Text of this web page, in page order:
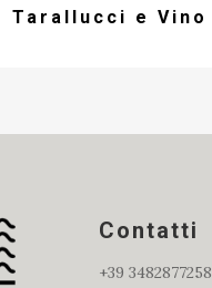
Tarallucci e Vino
Contatti
+39 3482877258